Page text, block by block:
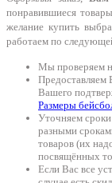
понравившиеся
желание купить
работаем по
Мы проверяем
Предоставляем
Вашего
Размеры
Уточняем сроки
разными
товаров (их
посвящённых
Если Вас все